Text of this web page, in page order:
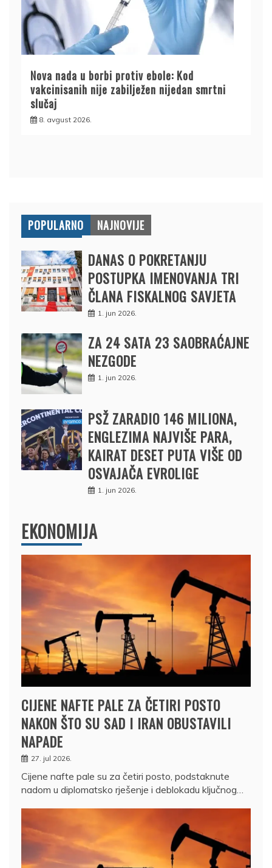
Nova nada u borbi protiv ebole: Kod
vakcinisanih nije zabilježen nijedan smrtni
slučaj
8. avgust 2026.
POPULARNO NAJNOVIJE
DANAS O POKRETANJU
POSTUPKA IMENOVANJA TRI
ČLANA FISKALNOG SAVJETA
1. jun 2026.
ZA 24 SATA 23 SAOBRAĆAJNE
NEZGODE
1. jun 2026.
PSŽ ZARADIO 146 MILIONA,
ENGLEZIMA NAJVIŠE PARA,
KAIRAT DESET PUTA VIŠE OD
OSVAJAČA EVROLIGE
1. jun 2026.
EKONOMIJA
CIJENE NAFTE PALE ZA ČETIRI POSTO
NAKON ŠTO SU SAD I IRAN OBUSTAVILI
NAPADE
27. jul 2026.
Cijene nafte pale su za četiri posto, podstaknute
nadom u diplomatsko rješenje i deblokadu ključnog…